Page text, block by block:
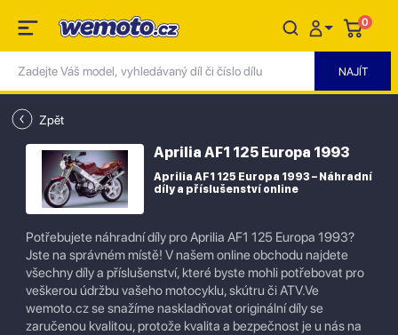
0
Zpět
Aprilia AF1 125 Europa 1993
Aprilia AF1 125 Europa 1993 – Náhradní
díly a příslušenství online
Potřebujete náhradní díly pro Aprilia AF1 125 Europa 1993?
Jste na správném místě! V našem online obchodu najdete
všechny díly a příslušenství, které byste mohli potřebovat pro
veškerou údržbu vašeho motocyklu, skútru či ATV.Ve
wemoto.cz se snažíme naskladňovat originální díly se
zaručenou kvalitou, protože kvalita a bezpečnost je u nás na